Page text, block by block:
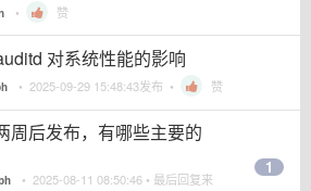
• 赞
对系统性能的影响
• 2025-09-29 15:48:43发布 • 赞
周后发布，有哪些主要的
• 2025-08-11 08:50:46 • 最后回复来
1